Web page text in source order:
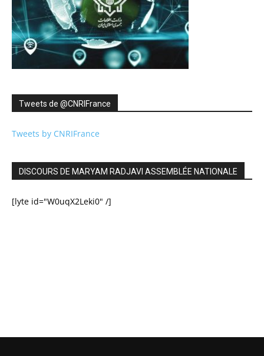
Tweets de ‎@CNRIFrance
Tweets by CNRIFrance
DISCOURS DE MARYAM RADJAVI ASSEMBLÉE NATIONALE
[lyte id="W0uqX2Leki0" /]